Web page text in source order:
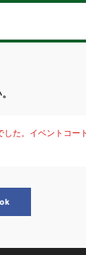
した。イベントコー